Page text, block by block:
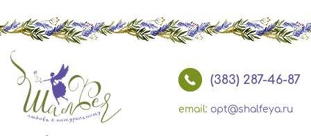
(383) 287-46-87
email: opt@shalfeya.ru